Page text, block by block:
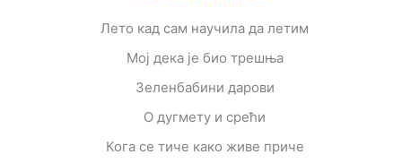
Лето кад сам научила да летим
Мој дека је био трешња
Зеленбабини дарови
О дугмету и срећи
Кога се тиче како живе приче